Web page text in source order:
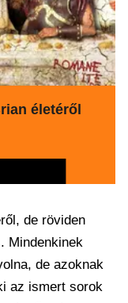
életéről
de röviden
Mindenkinek
de azoknak
az ismert sorok